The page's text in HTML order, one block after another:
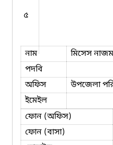
৫
নাম
মিসেস
পদবি
অফিস
উপজেলা
ইমেইল
ফোন (অফিস)
ফোন (বাসা)